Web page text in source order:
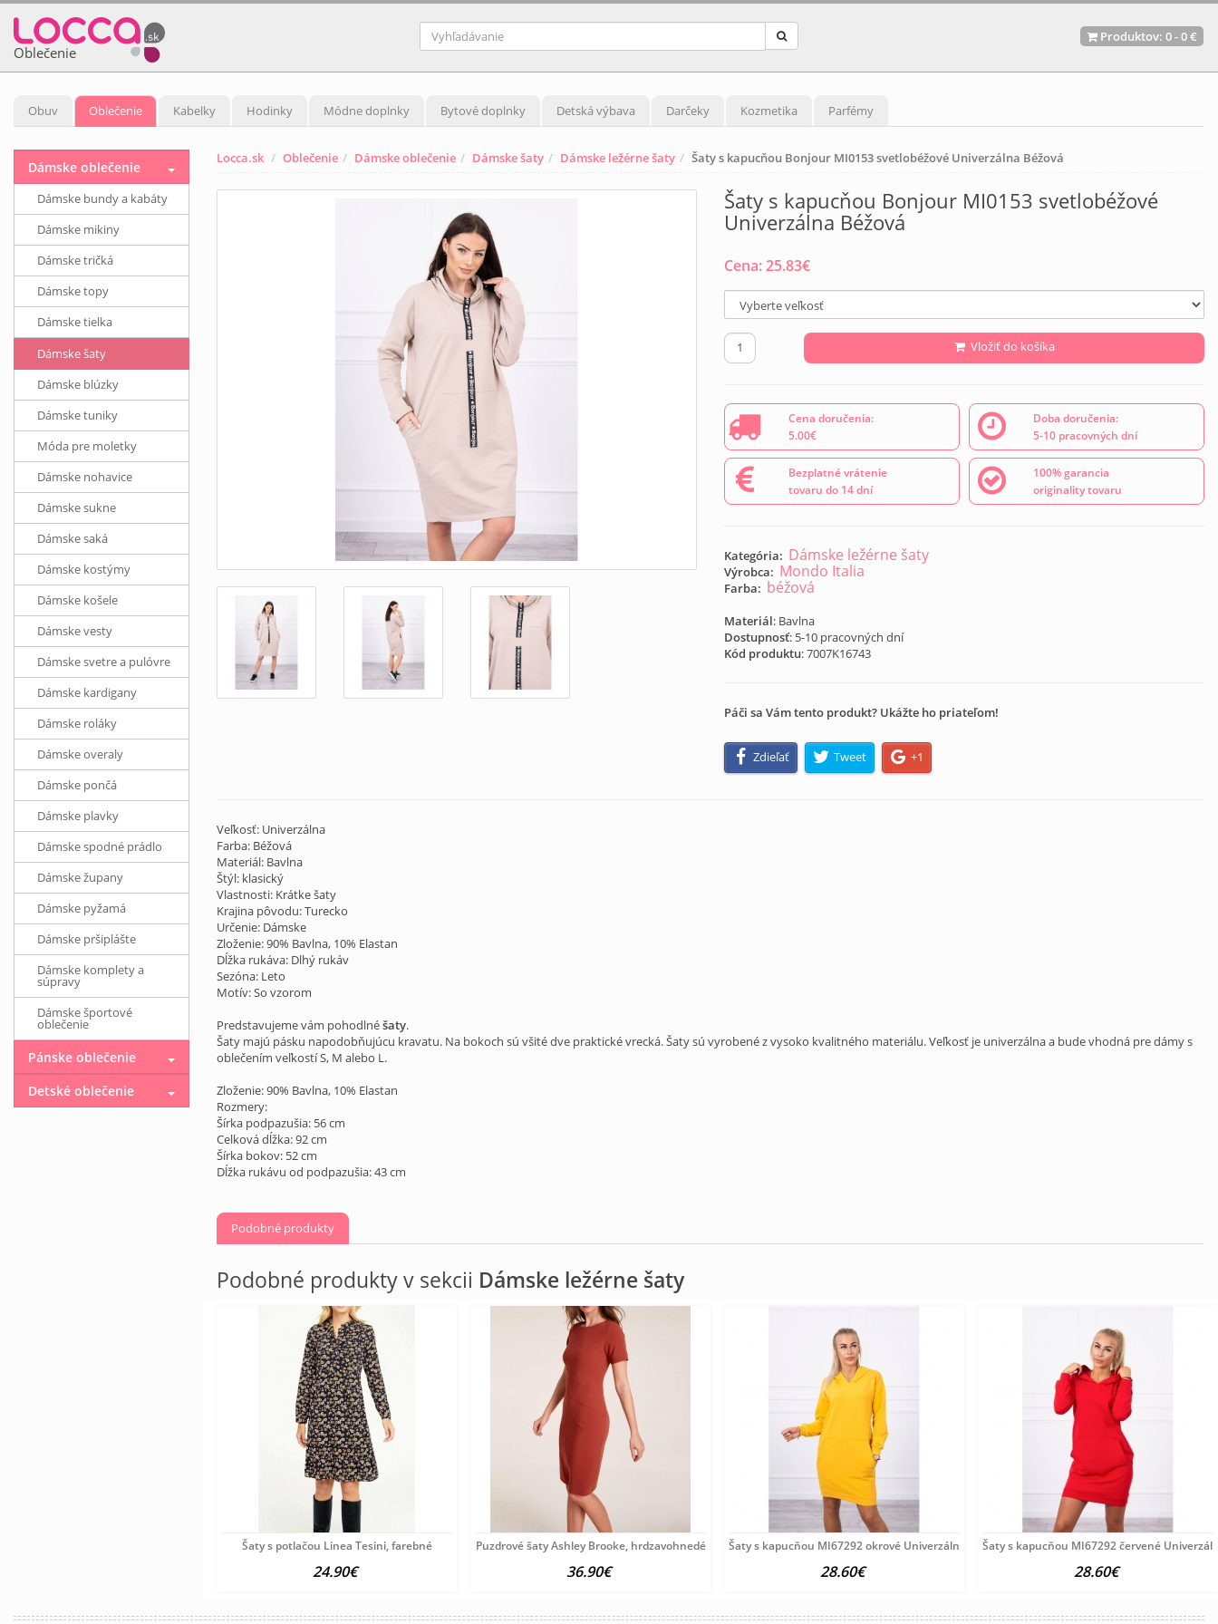
Oblečenie
Produktov: 0-0 €
Obuv Oblečenie Kabelky Hodinky Módne doplnky Bytové doplnky Detská výbava Darčeky Kozmetika Parfémy
Locca.sk Oblečenie Dámske oblečenie Dámske šaty Dámske ležérne šaty Šaty s kapucňou Bonjour MI0153 svetlobéžové Univerzálna Béžová
Šaty s kapucňou Bonjour MI0153 svetlobéžové
Univerzálna Béžová
Cena:25.83€
Vložiť do košíka
Cena doručenia:
5.00€
Doba doručenia:
5-10 pracovných dní
Bezplatné vrátenie
tovaru do 14 dní
100% garancia
originality tovaru
Kategória: Dámske ležérne šaty
Výrobca: Mondo Italia
Farba: béžová
Materiál: Bavlna
Dostupnosť: 5-10 pracovných dní
Kód produktu:7007K16743
Páči sa Vám tento produkt? Ukážte ho priateľom!
Zdieľať Tweet +1
Veľkosť: Univerzálna
Farba: Béžová
Materiál: Bavlna
Štýl: klasický
Vlastnosti: Krátke šaty
Krajina pôvodu: Turecko
Určenie: Dámske
Zloženie: 90% Bavlna, 10% Elastan
Dĺžka rukáva: Dlhý rukáv
Sezóna: Leto
Motív: So vzorom
Predstavujeme vám pohodlnéšaty.
Šaty majú pásku napodobňujúcu kravatu. Na bokoch sú všité dve praktické vrecká. Šaty sú vyrobené z vysoko kvalitného materiálu. Veľkosť je univerzálna a bude vhodná pre dámy s
oblečením veľkostí S, M alebo L.
Zloženie: 90% Bavlna, 10% Elastan
Rozmery:
Šírka podpazušia: 56 cm
Celková dĺžka: 92 cm
Šírka bokov: 52 cm
Dĺžka rukávu od podpazušia: 43 cm
Podobné produkty
Podobné produkty v sekcii Dámske ležérne šaty
Šaty s potlačou Linea Tesini, farebné
24.90€
Puzdrové šaty Ashley Brooke, hrdzavohnedé
36.90€
Šaty s kapucňou MI67292 okrové Univerzálna Okrová
28.60€
Šaty s kapucňou MI67292 červené
28.60€
Dámske oblečenie
Dámske bundy a kabáty
Dámske mikiny
Dámske tričká
Dámske topy
Dámske tielka
Dámske šaty
Dámske blúzky
Dámske tuniky
Móda pre moletky
Dámske nohavice
Dámske sukne
Dámske saká
Dámske kostýmy
Dámske košele
Dámske vesty
Dámske svetre a pulóvre
Dámske kardigany
Dámske roláky
Dámske overaly
Dámske pončá
Dámske plavky
Dámske spodné prádlo
Dámske župany
Dámske pyžamá
Dámske pršiplášte
Dámske komplety a
súpravy
Dámske športové
oblečenie
Pánske oblečenie
Detské oblečenie